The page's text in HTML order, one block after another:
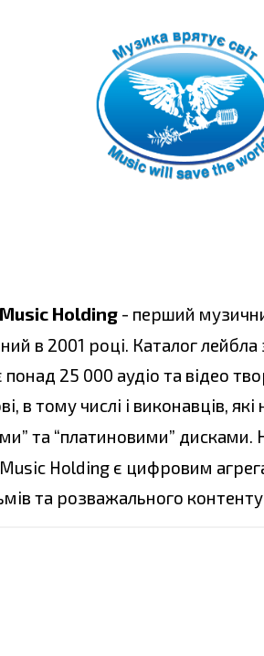
Holding - перший
в 2001 році. Каталог лейбла
понад 25 000 аудіо та відео
в тому числі і виконавців,
та “платиновими” дисками.
Holding є цифровим
та розважального